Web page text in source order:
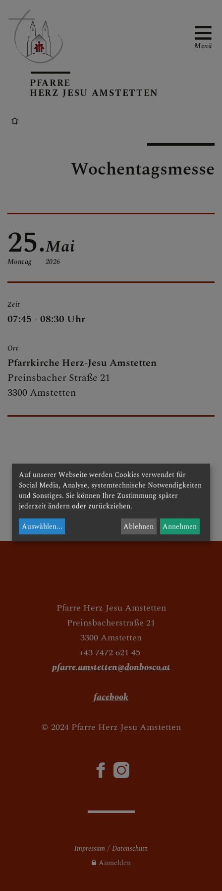
PFARRTEAM
MESSZEITEN
EINRICHTUNGEN
SAKRAMENTE
MUSIKALISCHE
GRUPPEN IN DER
AKTUELLE BERICHTE
UNSERE AKTIVITÄTEN
PFARRE
HERZ JESU AMSTETTEN
Menü
Wochentagsmesse
25.
Montag
Mai
2026
Zeit
07:45 - 08:30 Uhr
Ort
Pfarrkirche Herz-Jesu Amstetten
Preinsbacher Straße 21
3300 Amstetten
zurück
Pfarre Herz Jesu Amstetten
Preinsbacherstraße 21
3300 Amstetten
+43 7472 621 45
pfarre.amstetten@donbosco.at
facebook
© 2024 Pfarre Herz Jesu Amstetten
Impressum
Datenschutz
Anmelden
Auf unserer Webseite werden Cookies verwendet für
Social Media, Analyse, systemtechnische Notwendigkeiten
und Sonstiges. Sie können Ihre Zustimmung später
jederzeit ändern oder zurückziehen.
Auswählen... Ablehnen Annehmen